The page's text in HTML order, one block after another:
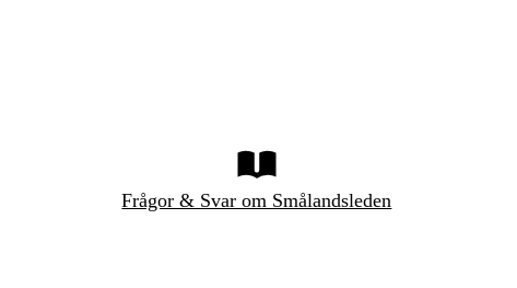
Frågor & Svar om Smålandsleden